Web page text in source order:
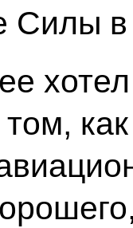
Силы